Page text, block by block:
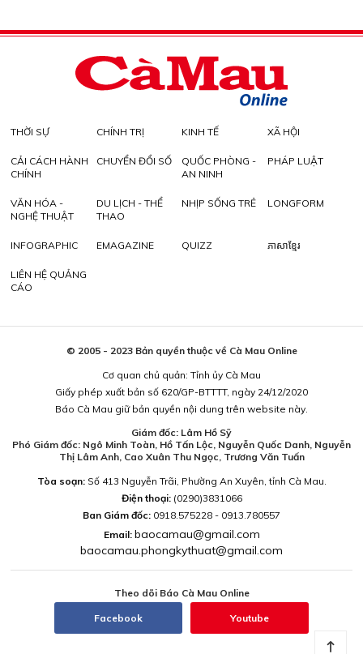
THỜI SỰ CHÍNH TRỊ KINH TẾ XÃ HỘI
CẢI CÁCH HÀNH
CHÍNH
CHUYỂN ĐỔI SỐ
QUỐC PHÒNG -
AN NINH
PHÁP LUẬT
VĂN HÓA -
NGHỆ THUẬT
DU LỊCH - THỂ
THAO
NHỊP SỐNG TRẺ LONGFORM
INFOGRAPHIC EMAGAZINE QUIZZ ភាសាខ្មែរ
LIÊN HỆ QUẢNG
CÁO
© 2005 - 2023 Bản quyền thuộc về Cà Mau Online
Cơ quan chủ quản: Tỉnh ủy Cà Mau
Giấy phép xuất bản số 620/GP-BTTTT, ngày 24/12/2020
Báo Cà Mau giữ bản quyền nội dung trên website này.
Giám đốc: Lâm Hồ Sỹ
Phó Giám đốc: Ngô Minh Toàn, Hồ Tấn Lộc, Nguyễn Quốc Danh, Nguyễn
Thị Lâm Anh, Cao Xuân Thu Ngọc, Trương Văn Tuấn
Tòa soạn:Số 413 Nguyễn Trãi, Phường An Xuyên, tỉnh Cà Mau.
Điện thoại: (0290)3831066
Ban Giám đốc: 0918.575228 - 0913.780557
Email: baocamau@gmail.com
baocamau.phongkythuat@gmail.com
Theo dõi Báo Cà Mau Online
Facebook Youtube